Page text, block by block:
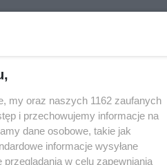
my oraz naszych 1162 zaufanych
i przechowujemy informacje na
dane osobowe, takie jak
informacje wysyłane
w celu zapewniania